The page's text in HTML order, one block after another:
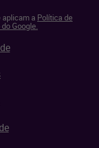
aplicam a Política de
Google.